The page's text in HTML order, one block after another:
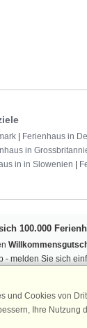
Ferienhaus in
in
in in Slowenien
100.000
- melden Sie sich
wieder exklusive
und Cookies von
Ihre